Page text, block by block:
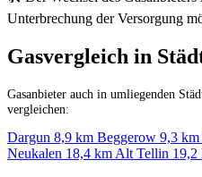
Unterbrechung der Versorgung
Gasvergleich in
Gasanbieter auch in umliegenden
vergleichen:
Dargun 8,9 km Beggerow 9,3 km
Neukalen 18,4 km Alt Tellin 19,2